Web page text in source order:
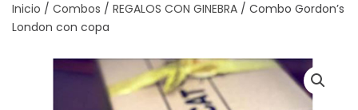
Inicio / Combos / REGALOS CON GINEBRA / Combo Gordon’s
London con copa